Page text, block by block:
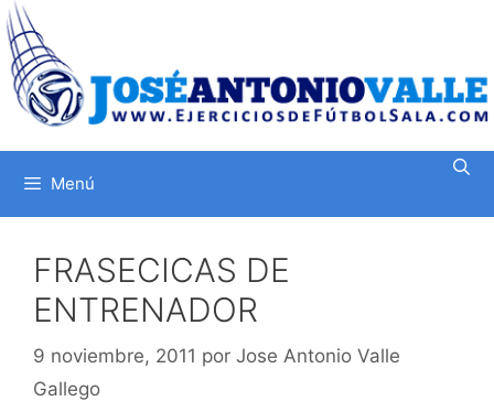
Saltar
al
contenido
Menú
FRASECICAS DE
ENTRENADOR
9 noviembre, 2011 por Jose Antonio Valle
Gallego